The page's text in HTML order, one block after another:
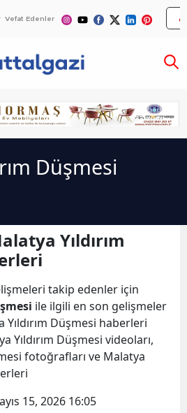
Vefat Edenler
Düşmesi
Yıldırım
takip edenler için
ile ilgili en son gelişmeler
Düşmesi haberleri
Yıldırım Düşmesi videoları,
fotoğrafları ve Malatya
15, 2026 16:05